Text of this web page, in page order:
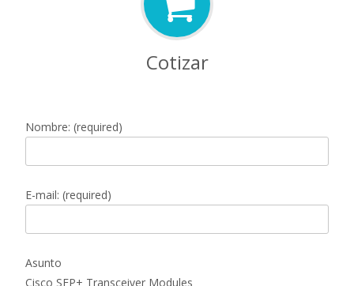
Cotizar
Nombre: (required)
E-mail: (required)
Asunto
Cisco SFP+ Transceiver Modules